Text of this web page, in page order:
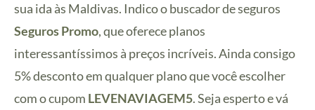
sua ida às Maldivas. Indico o buscador de seguros
Seguros Promo, que oferece planos
interessantíssimos à preços incríveis. Ainda consigo
5% desconto em qualquer plano que você escolher
com o cupom LEVENAVIAGEM5. Seja esperto e vá